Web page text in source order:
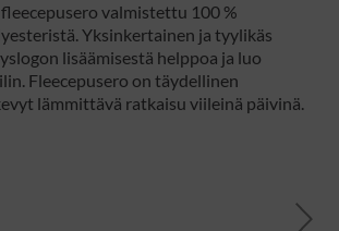
valmistettu 100 %
Yksinkertainen ja tyylikäs
lisäämisestä helppoa ja luo
Fleecepusero on täydellinen
lämmittävä ratkaisu viileinä päivinä.